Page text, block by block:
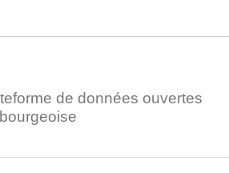
de données ouvertes